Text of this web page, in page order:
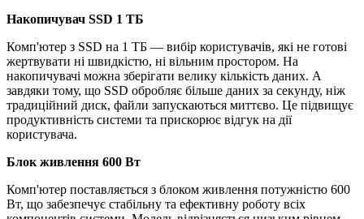
Накопичувач SSD 1 ТБ
Комп'ютер з SSD на 1 ТБ — вибір користувачів, які не готові
жертвувати ні швидкістю, ні вільним простором. На
накопичувачі можна зберігати велику кількість даних. А
завдяки тому, що SSD обробляє більше даних за секунду, ніж
традиційний диск, файли запускаються миттєво. Це підвищує
продуктивність системи та прискорює відгук на дії
користувача.
Блок живлення 600 Вт
Комп'ютер поставляється з блоком живлення потужністю 600
Вт, що забезпечує стабільну та ефективну роботу всіх